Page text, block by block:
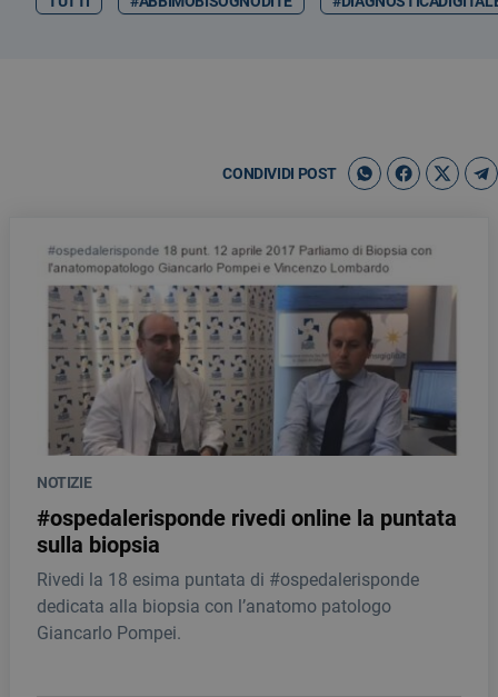
CONDIVIDI POST
NOTIZIE
#ospedalerisponde rivedi online la puntata
sulla biopsia
Rivedi la 18 esima puntata di #ospedalerisponde
dedicata alla biopsia con l’anatomo patologo
Giancarlo Pompei.